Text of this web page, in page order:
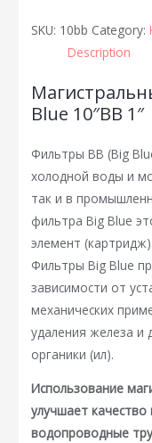
SKU: 10bb Category:
Description
Blue 10″BB 1″
Фильтры BB (Big
холодной воды и
так и в
фильтра Big Blue
элемент (картридж).
Фильтры Big Blue
зависимости от
механических
удаления железа и
органики (ил).
Использование
улучшает
водопроводные